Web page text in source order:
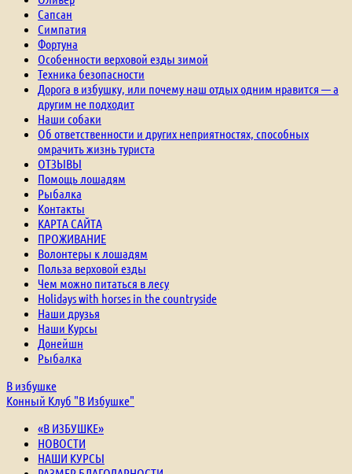
Сапсан
Симпатия
Фортуна
Особенности верховой езды зимой
Техника безопасности
Дорога в избушку, или почему наш отдых одним нравится — а
другим не подходит
Наши собаки
Об ответственности и других неприятностях, способных
омрачить жизнь туриста
ОТЗЫВЫ
Помощь лошадям
Рыбалка
Контакты
КАРТА САЙТА
ПРОЖИВАНИЕ
Волонтеры к лошадям
Польза верховой езды
Чем можно питаться в лесу
Holidays with horses in the countryside
Наши друзья
Наши Курсы
Донейшн
Рыбалка
В избушке
Конный Клуб "В Избушке"
«В ИЗБУШКЕ»
НОВОСТИ
НАШИ КУРСЫ